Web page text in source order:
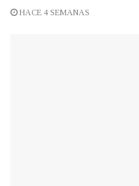
HACE 4 SEMANAS